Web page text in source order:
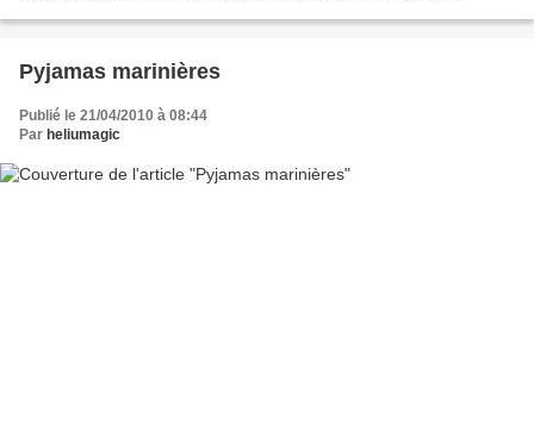
Pyjamas marinières
Publié le 21/04/2010 à 08:44
Par heliumagic